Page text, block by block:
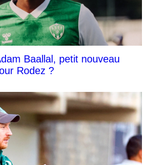
Baallal, petit nouveau
Rodez ?